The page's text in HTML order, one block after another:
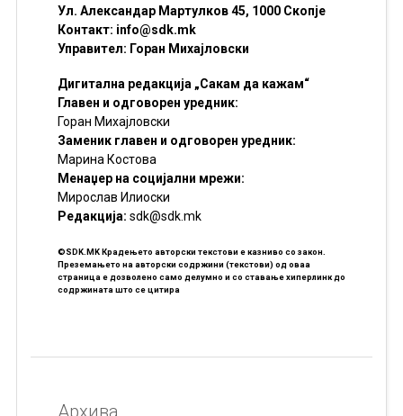
Ул. Александар Мартулков 45, 1000 Скопје
Контакт: info@sdk.mk
Управител: Горан Михајловски
Дигитална редакција „Сакам да кажам“
Главен и одговорен уредник:
Горан Михајловски
Заменик главен и одговорен уредник:
Марина Костова
Менаџер на социјални мрежи:
Мирослав Илиоски
Редакцијa: sdk@sdk.mk
©SDK.MK Крадењето авторски текстови е казниво со закон.
Преземањето на авторски содржини (текстови) од оваа
страница е дозволено само делумно и со ставање хиперлинк до
содржината што се цитира
Архива